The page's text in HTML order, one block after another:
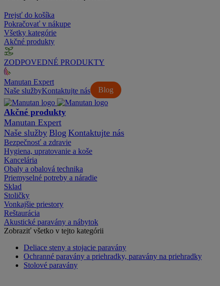
Prejsť do košíka
Pokračovať v nákupe
Všetky kategórie
Akčné produkty
ZODPOVEDNÉ PRODUKTY
Manutan Expert
Naše služby
Blog
Kontaktujte nás
Akčné produkty
Manutan Expert
Naše služby Blog Kontaktujte nás
Bezpečnosť a zdravie
Hygiena, upratovanie a koše
Kancelária
Obaly a obalová technika
Priemyselné potreby a náradie
Sklad
Stoličky
Vonkajšie priestory
Reštaurácia
Akustické paravány a nábytok
Zobraziť všetko v tejto kategórii
Deliace steny a stojacie paravány
Ochranné paravány a priehradky, paravány na priehradky
Stolové paravány